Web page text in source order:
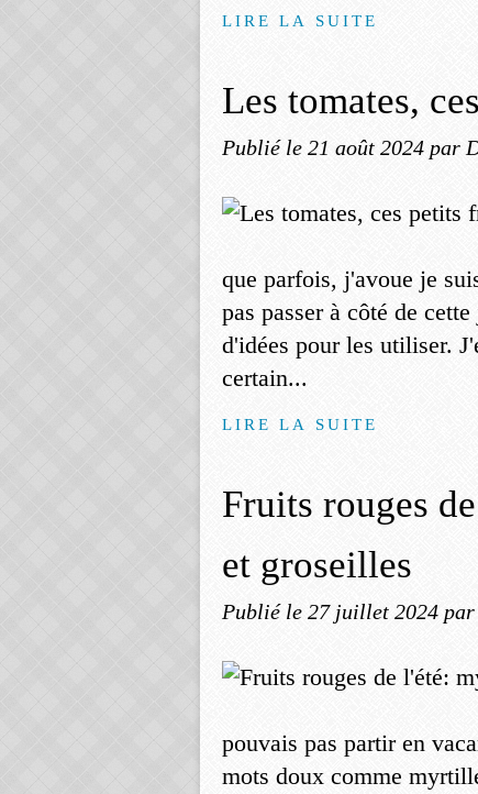
LIRE LA SUITE
Les tomates,
Publié le 21 août 2024 par
que parfois, j'avoue je
pas passer à côté de
d'idées pour les utiliser.
certain...
LIRE LA SUITE
Fruits rouges
et groseilles
Publié le 27 juillet 2024
pouvais pas partir en
mots doux comme